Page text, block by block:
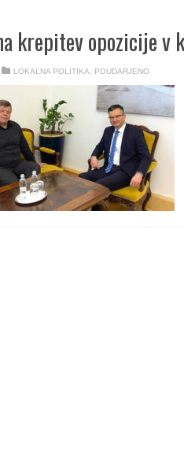
krepitev opozicije v
LOKALNA POLITIKA POUDARJENO